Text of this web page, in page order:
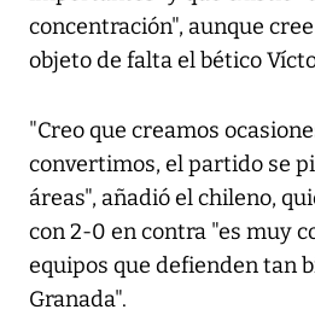
concentración", aunque
objeto de falta el bético
"Creo que creamos
convertimos, el partido se
áreas", añadió el chileno,
con 2-0 en contra "es muy
equipos que defienden tan
Granada".